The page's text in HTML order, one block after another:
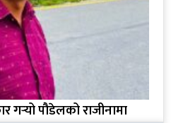
गर्‍यो पौडेलको राजीनामा